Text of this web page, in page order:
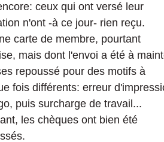
ceux qui ont versé leur
n'ont -à ce jour- rien reçu.
carte de membre, pourtant
mais dont l'envoi a été à
repoussé pour des motifs à
fois différents: erreur
puis surcharge de travail...
les chèques ont bien été